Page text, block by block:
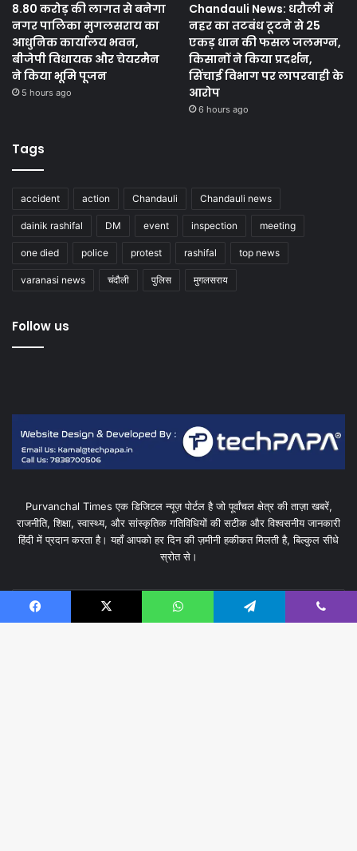
8.80 करोड़ की लागत से बनेगा
नगर पालिका मुगलसराय का
आधुनिक कार्यालय भवन,
बीजेपी विधायक और चेयरमैन
ने किया भूमि पूजन
5 hours ago
Chandauli News: धरौली में
नहर का तटबंध टूटने से 25
एकड़ धान की फसल जलमग्न,
किसानों ने किया प्रदर्शन,
सिंचाई विभाग पर लापरवाही के
आरोप
6 hours ago
Tags
accident action Chandauli Chandauli news
dainik rashifal DM event inspection meeting
one died police protest rashifal top news
varanasi news चंदौली पुलिस मुगलसराय
Follow us
Purvanchal Times एक डिजिटल न्यूज़ पोर्टल है जो पूर्वांचल क्षेत्र की ताज़ा खबरें,
राजनीति, शिक्षा, स्वास्थ्य, और सांस्कृतिक गतिविधियों की सटीक और विश्वसनीय जानकारी
हिंदी में प्रदान करता है। यहाँ आपको हर दिन की ज़मीनी हकीकत मिलती है, बिल्कुल सीधे
स्रोत से।
your
Facebook X WhatsApp Telegram Viber